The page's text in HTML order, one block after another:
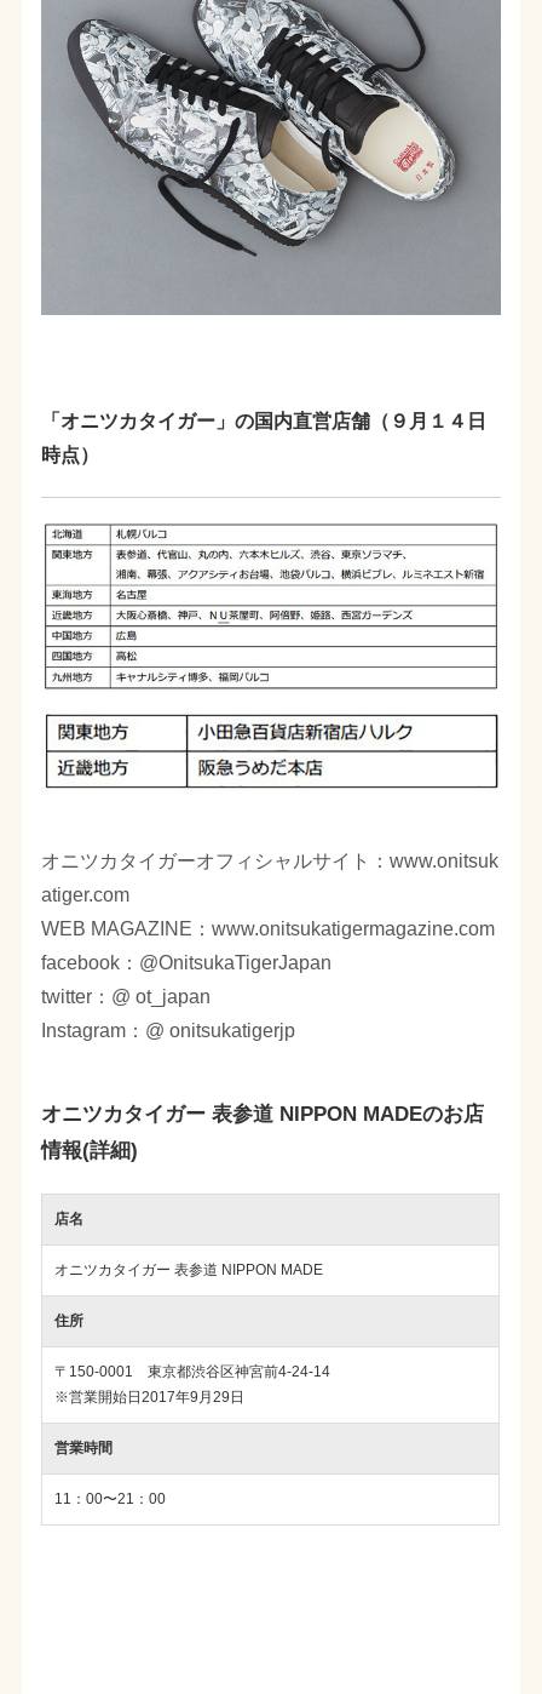
「オニツカタイガー」の国内直営店舗（９月１４日
時点）
オニツカタイガーオフィシャルサイト：www.onitsuk
atiger.com
WEB MAGAZINE：www.onitsukatigermagazine.com
facebook：@OnitsukaTigerJapan
twitter：@ ot_japan
Instagram：@ onitsukatigerjp
オニツカタイガー 表参道 NIPPON MADEのお店
情報(詳細)
店名
オニツカタイガー 表参道 NIPPON MADE
住所
〒150-0001 東京都渋谷区神宮前4-24-14
※営業開始日2017年9月29日
営業時間
11：00〜21：00